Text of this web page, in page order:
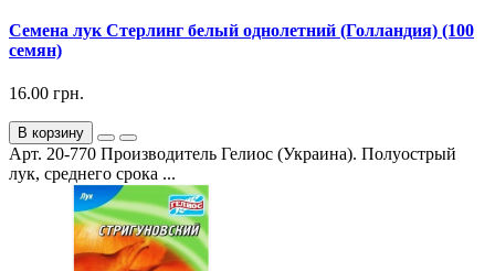
Семена лук Стерлинг белый однолетний (Голландия) (100
семян)
16.00 грн.
В корзину
Арт. 20-770 Производитель Гелиос (Украина). Полуострый
лук, среднего срока ...